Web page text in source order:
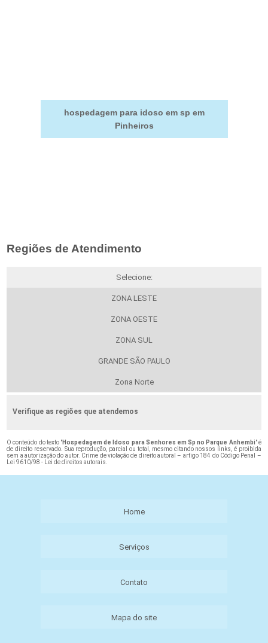
hospedagem para idoso em sp em
Pinheiros
Regiões de Atendimento
Selecione:
ZONA LESTE
ZONA OESTE
ZONA SUL
GRANDE SÃO PAULO
Zona Norte
Verifique as regiões que atendemos
O conteúdo do texto "Hospedagem de Idoso para Senhores em Sp no Parque Anhembi" é
de direito reservado. Sua reprodução, parcial ou total, mesmo citando nossos links, é proibida
sem a autorização do autor. Crime de violação de direito autoral – artigo 184 do Código Penal –
Lei 9610/98 - Lei de direitos autorais
Home
Serviços
Contato
Mapa do site